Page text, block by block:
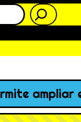
ampliar